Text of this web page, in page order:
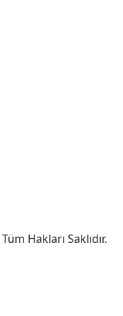
Tüm Hakları Saklıdır.